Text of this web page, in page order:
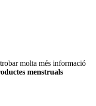
molta més informació
menstruals